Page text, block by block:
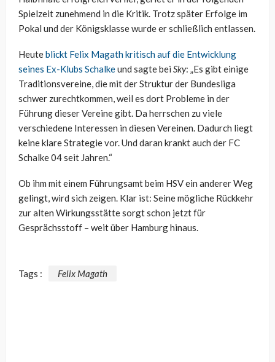
Spielzeit zunehmend in die Kritik. Trotz später Erfolge im
Pokal und der Königsklasse wurde er schließlich entlassen.
Heuteblickt Felix Magath kritisch auf die Entwicklung
seines Ex-Klubs Schalkeund sagte bei Sky: „Es gibt einige
Traditionsvereine, die mit der Struktur der Bundesliga
schwer zurechtkommen, weil es dort Probleme in der
Führung dieser Vereine gibt. Da herrschen zu viele
verschiedene Interessen in diesen Vereinen. Dadurch liegt
keine klare Strategie vor. Und daran krankt auch der FC
Schalke 04 seit Jahren.“
Ob ihm mit einem Führungsamt beim HSV ein anderer Weg
gelingt, wird sich zeigen. Klar ist: Seine mögliche Rückkehr
zur alten Wirkungsstätte sorgt schon jetzt für
Gesprächsstoff – weit über Hamburg hinaus.
Tags : Felix Magath